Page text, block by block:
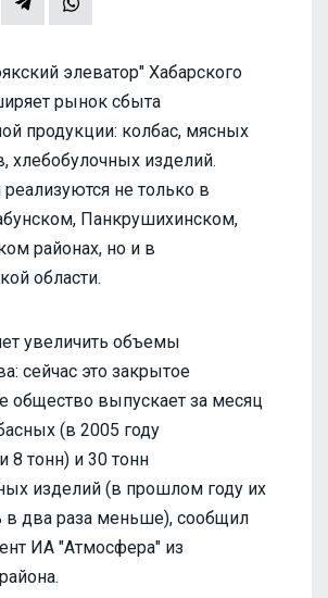
элеватор" Хабарского
рынок сбыта
продукции: колбас, мясных
хлебобулочных изделий.
не только в
Панкрушихинском,
районах, но и в
области.
увеличить объемы
сейчас это закрытое
общество выпускает за месяц
(в 2005 году
8 тонн) и 30 тонн
изделий (в прошлом году их
в два раза меньше), сообщил
ИА "Атмосфера" из